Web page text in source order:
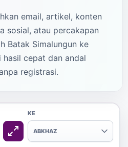
email, artikel, konten
sosial, atau percakapan
Batak Simalungun ke
cepat dan andal
registrasi.
KE
ABKHAZ